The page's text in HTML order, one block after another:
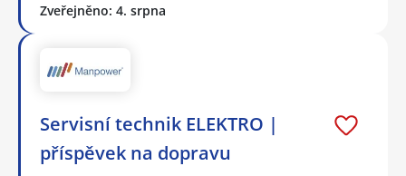
Zveřejněno: 4. srpna
Servisní technik ELEKTRO |
příspěvek na dopravu